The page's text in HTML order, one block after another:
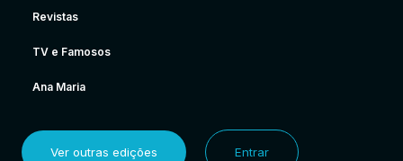
Revistas
TV e Famosos
Ana Maria
Ver outras edições Entrar